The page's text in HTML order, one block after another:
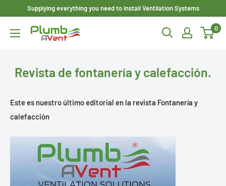
Supplying everything you need to install Ventilation Systems
Plumbavent
0
Revista de fontanería y calefacción.
Este es nuestro último editorial en la revista Fontanería y
calefacción